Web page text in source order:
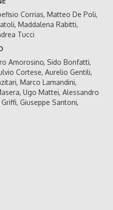
Corrias, Matteo De Poli,
Maddalena Rabitti,
Tucci
Amorosino, Sido Bonfatti,
Cortese, Aurelio Gentili,
Marco Lamandini,
Ugo Mattei, Alessandro
Giuseppe Santoni,